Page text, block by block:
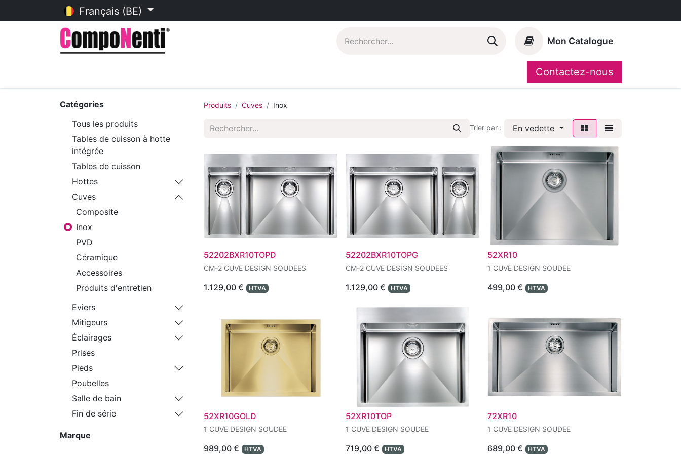
Français (BE)
Mon Catalogue
CompoShop
Contactez-nous
Catégories
Tous les produits
Tables de cuisson à hotte
intégrée
Tables de cuisson
Hottes
Cuves
Composite
Inox
PVD
Céramique
Accessoires
Produits d'entretien
Eviers
Mitigeurs
Éclairages
Prises
Pieds
Poubelles
Salle de bain
Fin de série
Marque
Produits Cuves Inox
Trier par : En vedette
52202BXR10TOPD
CM-2 CUVE DESIGN SOUDEES
1.129,00 € HTVA
52202BXR10TOPG
CM-2 CUVE DESIGN SOUDEES
1.129,00 € HTVA
52XR10
1 CUVE DESIGN SOUDEE
499,00 € HTVA
52XR10GOLD
1 CUVE DESIGN SOUDEE
989,00 € HTVA
52XR10TOP
1 CUVE DESIGN SOUDEE
719,00 € HTVA
72XR10
1 CUVE DESIGN SOUDEE
689,00 € HTVA